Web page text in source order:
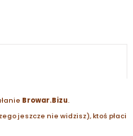
Browar.Bizu.
jeszcze nie widzisz), ktoś płaci